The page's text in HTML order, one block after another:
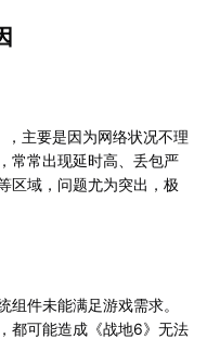
主要是因为网络状况不理
常常出现延时高、丢包严
区域，问题尤为突出，极
组件未能满足游戏需求。
都可能造成《战地6》无法